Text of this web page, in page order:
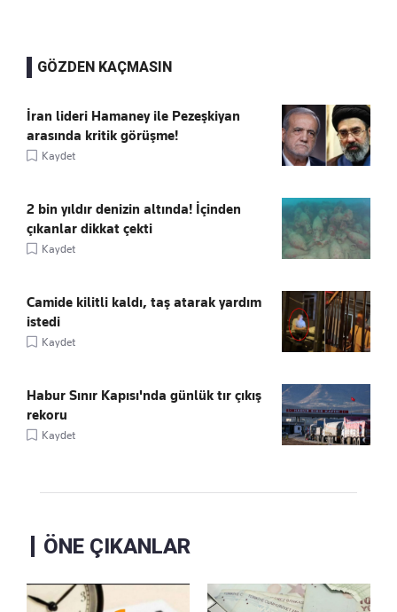
GÖZDEN KAÇMASIN
İran lideri Hamaney ile Pezeşkiyan
arasında kritik görüşme!
Kaydet
2 bin yıldır denizin altında! İçinden
çıkanlar dikkat çekti
Kaydet
Camide kilitli kaldı, taş atarak yardım
istedi
Kaydet
Habur Sınır Kapısı'nda günlük tır çıkış
rekoru
Kaydet
ÖNE ÇIKANLAR